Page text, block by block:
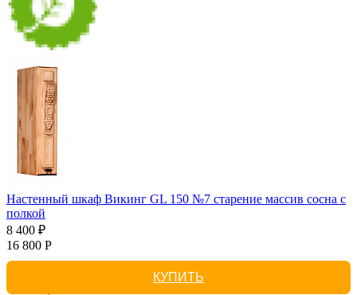
Настенный шкаф Викинг GL 150 №7 старение массив сосна с
полкой
8 400 ₽
16 800 Р
КУПИТЬ